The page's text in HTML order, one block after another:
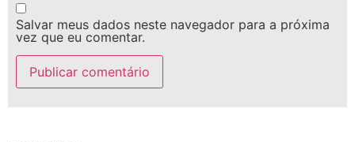
Salvar meus dados neste navegador para a próxima
vez que eu comentar.